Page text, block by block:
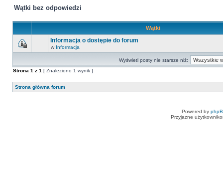
Wątki bez odpowiedzi
Wątki
Informacja o dostępie do forum
w Informacja
Wyświetl posty nie starsze niż:
Strona 1 z 1 [ Znaleziono 1 wynik ]
Strona główna forum
Powered by
Przyjazne